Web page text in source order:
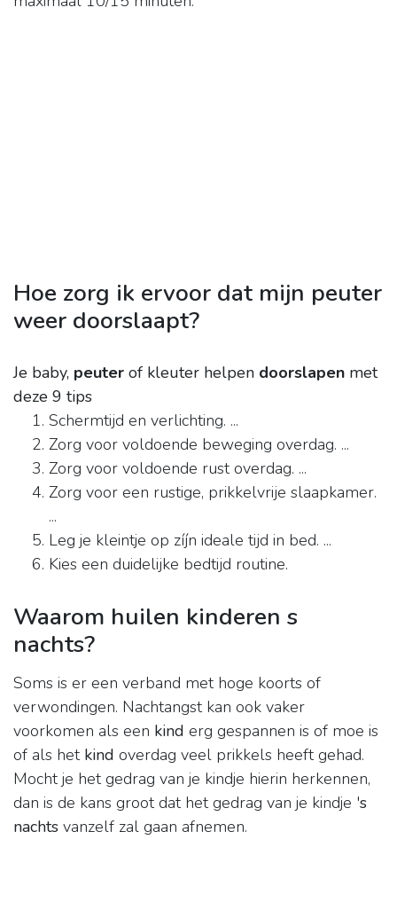
Hoe zorg ik ervoor dat mijn peuter
weer doorslaapt?
Je baby, peuter of kleuter helpen doorslapen met
deze 9 tips
Schermtijd en verlichting. ...
Zorg voor voldoende beweging overdag. ...
Zorg voor voldoende rust overdag. ...
Zorg voor een rustige, prikkelvrije slaapkamer.
...
Leg je kleintje op zíjn ideale tijd in bed. ...
Kies een duidelijke bedtijd routine.
Waarom huilen kinderen s
nachts?
Soms is er een verband met hoge koorts of
verwondingen. Nachtangst kan ook vaker
voorkomen als een kind erg gespannen is of moe is
of als het kind overdag veel prikkels heeft gehad.
Mocht je het gedrag van je kindje hierin herkennen,
dan is de kans groot dat het gedrag van je kindje 's
nachts vanzelf zal gaan afnemen.